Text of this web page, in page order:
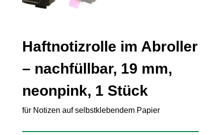
Haftnotizrolle im Abroller
– nachfüllbar, 19 mm,
neonpink, 1 Stück
für Notizen auf selbstklebendem Papier